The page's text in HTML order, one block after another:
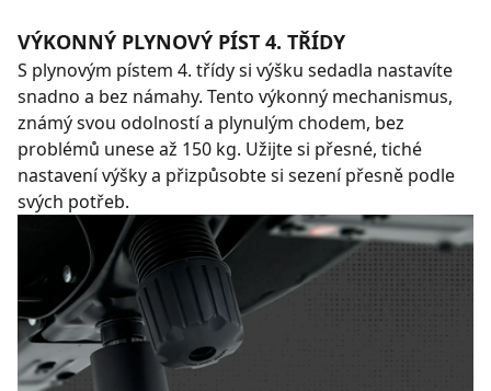
VÝKONNÝ PLYNOVÝ PÍST 4. TŘÍDY
S plynovým pístem 4. třídy si výšku sedadla nastavíte
snadno a bez námahy. Tento výkonný mechanismus,
známý svou odolností a plynulým chodem, bez
problémů unese až 150 kg. Užijte si přesné, tiché
nastavení výšky a přizpůsobte si sezení přesně podle
svých potřeb.